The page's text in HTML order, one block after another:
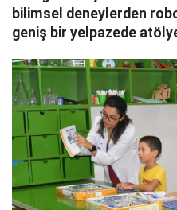
bilimsel deneylerden
geniş bir yelpazede